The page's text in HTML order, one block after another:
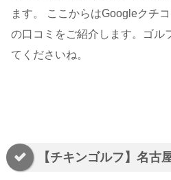
ます。 ここからはGoogleクチ
の口コミをご紹介します。ゴル
てくださいね。
【チキンゴルフ】名古